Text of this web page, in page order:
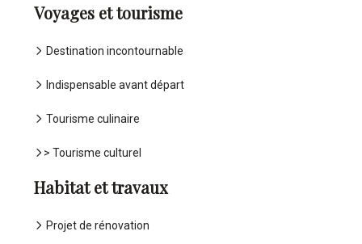
Voyages et tourisme
Destination incontournable
Indispensable avant départ
Tourisme culinaire
> Tourisme culturel
Habitat et travaux
Projet de rénovation